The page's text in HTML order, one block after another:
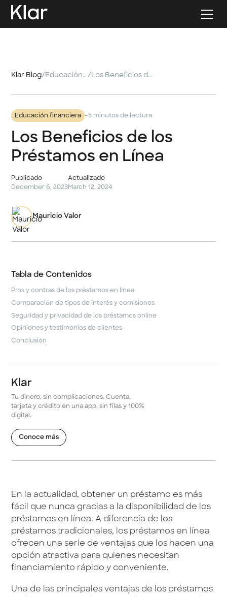
Klar Blog/ Educación financiera / Los Beneficios de los Préstamos en Línea
Educación financiera -5 minutos de lectura
Los Beneficios de los
Préstamos en Línea
Publicado
December 6, 2023
Actualizado
March 12, 2024
Mauricio Valor
Tabla de Contenidos
Pros y contras de los préstamos en línea
Comparación de tipos de interés y comisiones
Seguridad y privacidad de los préstamos online
Opiniones y testimonios de clientes
Conclusión
Klar
Tu dinero, sin complicaciones. Cuenta,
tarjeta y crédito en una app, sin filas y 100%
digital.
Conoce más
En la actualidad, obtener un préstamo es más
fácil que nunca gracias a la disponibilidad de los
préstamos en línea. A diferencia de los
préstamos tradicionales, los préstamos en línea
ofrecen una serie de ventajas que los hacen una
opción atractiva para quienes necesitan
financiamiento rápido y conveniente.
Una de las principales ventajas de los préstamos